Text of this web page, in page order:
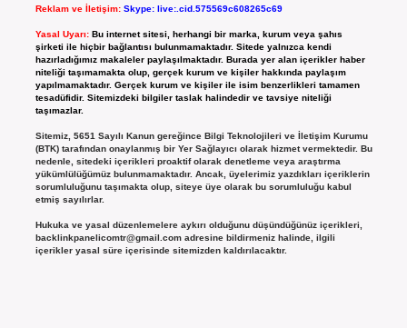
Reklam ve İletişim: Skype: live:.cid.575569c608265c69
Yasal Uyarı: Bu internet sitesi, herhangi bir marka, kurum veya şahıs
şirketi ile hiçbir bağlantısı bulunmamaktadır. Sitede yalnızca kendi
hazırladığımız makaleler paylaşılmaktadır. Burada yer alan içerikler haber
niteliği taşımamakta olup, gerçek kurum ve kişiler hakkında paylaşım
yapılmamaktadır. Gerçek kurum ve kişiler ile isim benzerlikleri tamamen
tesadüfidir. Sitemizdeki bilgiler taslak halindedir ve tavsiye niteliği
taşımazlar.
Sitemiz, 5651 Sayılı Kanun gereğince Bilgi Teknolojileri ve İletişim Kurumu
(BTK) tarafından onaylanmış bir Yer Sağlayıcı olarak hizmet vermektedir. Bu
nedenle, sitedeki içerikleri proaktif olarak denetleme veya araştırma
yükümlülüğümüz bulunmamaktadır. Ancak, üyelerimiz yazdıkları içeriklerin
sorumluluğunu taşımakta olup, siteye üye olarak bu sorumluluğu kabul
etmiş sayılırlar.
Hukuka ve yasal düzenlemelere aykırı olduğunu düşündüğünüz içerikleri,
backlinkpanelicomtr@gmail.comadresine bildirmeniz halinde, ilgili
içerikler yasal süre içerisinde sitemizden kaldırılacaktır.